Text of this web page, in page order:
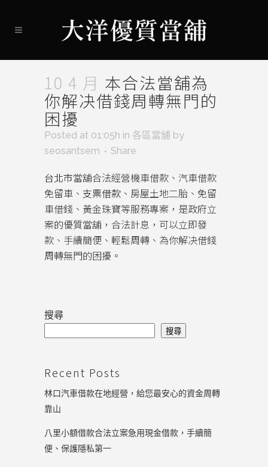
10 4 月 本合法當舖為
你解决借錢周轉無門的
困擾
Posted at 01:05h in 各區當舖 by
seosantsem
Share
台北市當舖合法經營機車借款、汽車借款
免留車、 支票借款 、房屋土地二胎、免留
車借錢、黃金珠寶等服務專案，是政府立
案的優質當舖，合法計息，可以立即發
款、手續簡便、輕鬆周轉、為你解决借錢
周轉無門的困擾。
搜尋
搜尋
Recent Posts
林口汽車借款在地經營，給您最安心的資金周轉
靠山
八里小額借款合法立案急用現金借款，手續簡
便、保護隱私第一